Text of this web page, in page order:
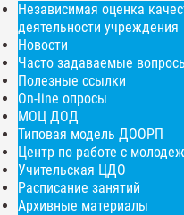
Независимая оценка
деятельности учреждения
Новости
Часто задаваемые
Полезные ссылки
On-line опросы
МОЦ ДОД
Типовая модель ДООРП
Центр по работе с
Учительская ЦДО
Расписание занятий
Архивные материалы